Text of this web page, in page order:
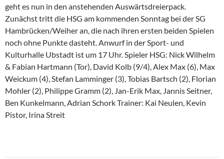
geht es nun in den anstehenden Auswärtsdreierpack.
Zunächst tritt die HSG am kommenden Sonntag bei der SG
Hambrücken/Weiher an, die nach ihren ersten beiden Spielen
noch ohne Punkte dasteht. Anwurf in der Sport- und
Kulturhalle Ubstadt ist um 17 Uhr. Spieler HSG: Nick Wilhelm
& Fabian Hartmann (Tor), David Kolb (9/4), Alex Max (6), Max
Weickum (4), Stefan Lamminger (3), Tobias Bartsch (2), Florian
Mohler (2), Philippe Gramm (2), Jan-Erik Max, Jannis Seitner,
Ben Kunkelmann, Adrian Schork Trainer: Kai Neulen, Kevin
Pistor, Irina Streit